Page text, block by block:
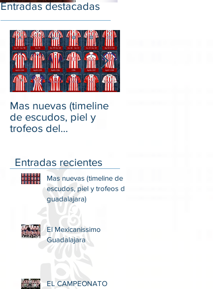
Entradas destacadas
Entradas recientes
Mas nuevas (timeline de
escudos, piel y trofeos del
guadalajara)
El Mexicanissimo
Guadalajara
EL CAMPEONATO
Mas nuevas (timeline
de escudos, piel y
trofeos del